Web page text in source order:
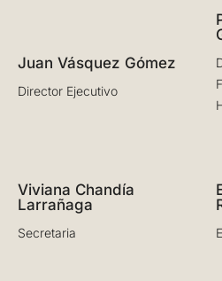
Juan Vásquez Gómez
Director Ejecutivo
Viviana Chandía
Larrañaga
Secretaria